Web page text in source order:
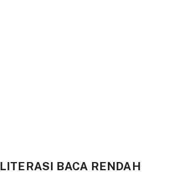
LITERASI BACA RENDAH